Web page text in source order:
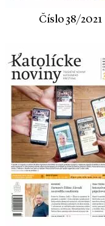
Číslo 38/2021